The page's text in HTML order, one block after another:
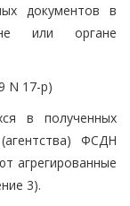
документов в
или органе
N 17-р)
в полученных
ФСДН
агрегированные
3).